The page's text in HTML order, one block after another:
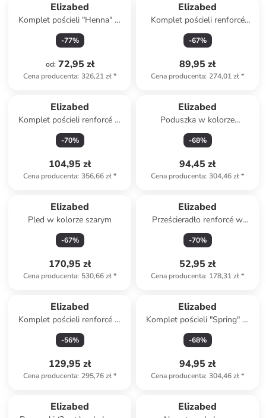
Elizabed
Komplet pościeli "Henna" w
kolorze beżowym
-77%
od: 72,95 zł
Cena producenta: 326,21 zł*
Elizabed
Komplet pościeli renforcé
"Lendell" w kolorze białym
-67%
89,95 zł
Cena producenta: 274,01 zł*
Elizabed
Komplet pościeli renforcé w
kolorze granatowym
-70%
104,95 zł
Cena producenta: 356,66 zł*
Elizabed
Poduszka w kolorze
kremowo-czerwonym - 25 x
55 x 19 cm
-68%
94,45 zł
Cena producenta: 304,46 zł*
Elizabed
Pled w kolorze szarym
-67%
170,95 zł
Cena producenta: 530,66 zł*
Elizabed
Prześcieradło renforcé w
kolorze żółtym na gumce
-70%
52,95 zł
Cena producenta: 178,31 zł*
Elizabed
Komplet pościeli renforcé w
kolorze brzoskwiniowym
-56%
129,95 zł
Cena producenta: 295,76 zł*
Elizabed
Komplet pościeli "Spring" w
kolorze biało-jasnoróżowo-
zielonym
-68%
94,95 zł
Cena producenta: 304,46 zł*
Elizabed Elizabed